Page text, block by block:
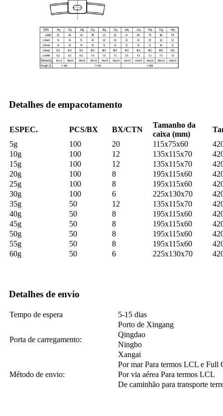
Detalhes de empacotamento
ESPEC. PCS/BX BX/CTN
Tamanho da
caixa (mm)
5g
100 20 115x75x60
10g
100 12 135x115x70
15g
100 12 135x115x70
20g
100 8 195x115x60
25g
100 8 195x115x60
30g
100 6 225x130x70
35g
50 12 135x115x70
40g
50 8 195x115x60
45g
50 8 195x115x60
50g
50 8 195x115x60
55g
50 8 195x115x60
60g
50 6 225x130x70
Detalhes de envio
Tempo de espera 5-15 dias
Porta de carregamento:
Porto de Xingang
Qingdao
Ningbo
Xangai
Método de envio:
Por mar Para termos LCL e Full
Por via aérea Para termos LCL
De caminhão para transporte